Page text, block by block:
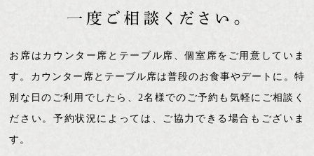
お席はカウンター席とテーブル席、個室席をご用意していま
す。カウンター席とテーブル席は普段のお食事やデートに。特
別な日のご利用でしたら、2名様でのご予約も気軽にご相談く
ださい。予約状況によっては、ご協力できる場合もございま
す。